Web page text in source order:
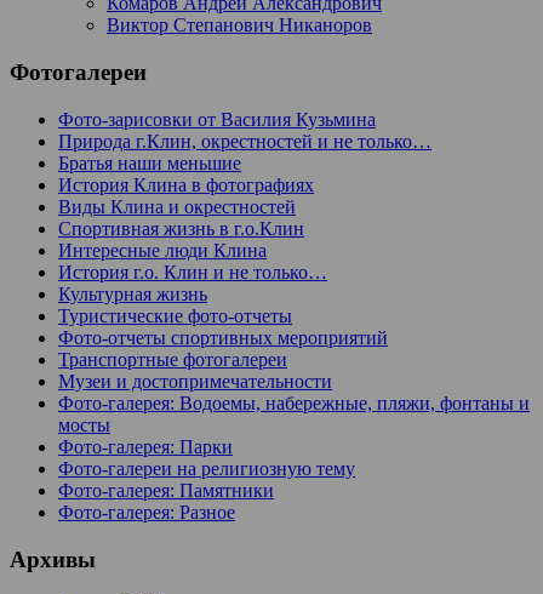
Виктор Степанович Никаноров
Фотогалереи
Фото-зарисовки от Василия Кузьмина
Природа г.Клин, окрестностей и не только…
Братья наши меньшие
История Клина в фотографиях
Виды Клина и окрестностей
Спортивная жизнь в г.о.Клин
Интересные люди Клина
История г.о. Клин и не только…
Культурная жизнь
Туристические фото-отчеты
Фото-отчеты спортивных мероприятий
Транспортные фотогалереи
Музеи и достопримечательности
Фото-галерея: Водоемы, набережные, пляжи, фонтаны и
мосты
Фото-галерея: Парки
Фото-галереи на религиозную тему
Фото-галерея: Памятники
Фото-галерея: Разное
Архивы